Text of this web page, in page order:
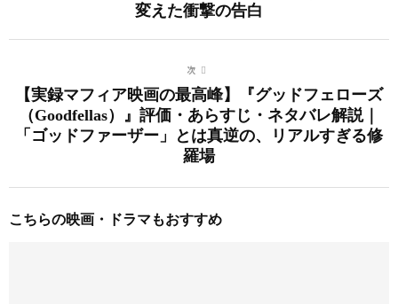
変えた衝撃の告白
次
【実録マフィア映画の最高峰】『グッドフェローズ
（Goodfellas）』評価・あらすじ・ネタバレ解説｜
「ゴッドファーザー」とは真逆の、リアルすぎる修
羅場
こちらの映画・ドラマもおすすめ